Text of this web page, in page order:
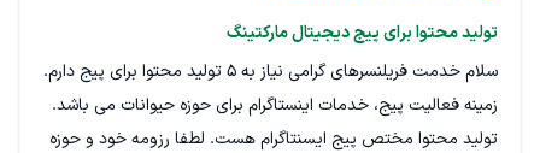
تولید محتوا برای پیج دیجیتال مارکتینگ
سلام خدمت فریلنسرهای گرامی نیاز به 5 تولید محتوا برای پیج دارم.
زمینه فعالیت پیج، خدمات اینستاگرام برای حوزه حیوانات می باشد.
تولید محتوا مختص پیج ایسنتاگرام هست. لطفا رزومه خود و حوزه